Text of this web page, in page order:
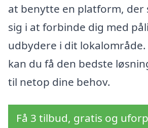
at benytte en platform, der
sig i at forbinde dig med
udbydere i dit lokalområde.
kan du få den bedste
til netop dine behov.
Få 3 tilbud, gratis og